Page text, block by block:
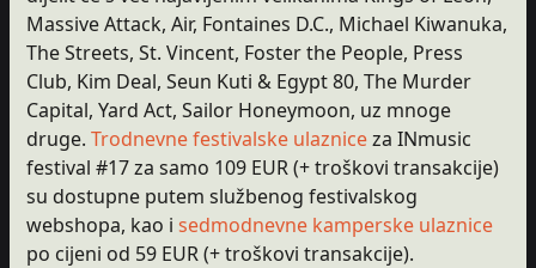
Massive Attack, Air, Fontaines D.C., Michael Kiwanuka,
The Streets, St. Vincent, Foster the People, Press
Club, Kim Deal, Seun Kuti & Egypt 80, The Murder
Capital, Yard Act, Sailor Honeymoon, uz mnoge
druge. Trodnevne festivalske ulazniceza INmusic
festival #17 za samo 109 EUR (+ troškovi transakcije)
su dostupne putem službenog festivalskog
webshopa, kao i sedmodnevne kamperske ulaznice
po cijeni od 59 EUR (+ troškovi transakcije).